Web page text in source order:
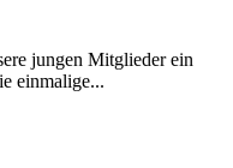
jungen Mitglieder ein
einmalige...